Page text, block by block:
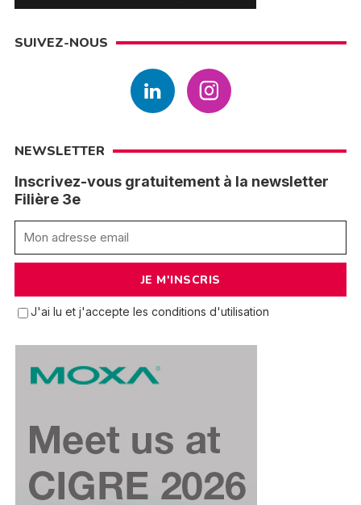
SUIVEZ-NOUS
NEWSLETTER
Inscrivez-vous gratuitement à la newsletter
Filière 3e
J'ai lu et j'accepte les conditions d'utilisation